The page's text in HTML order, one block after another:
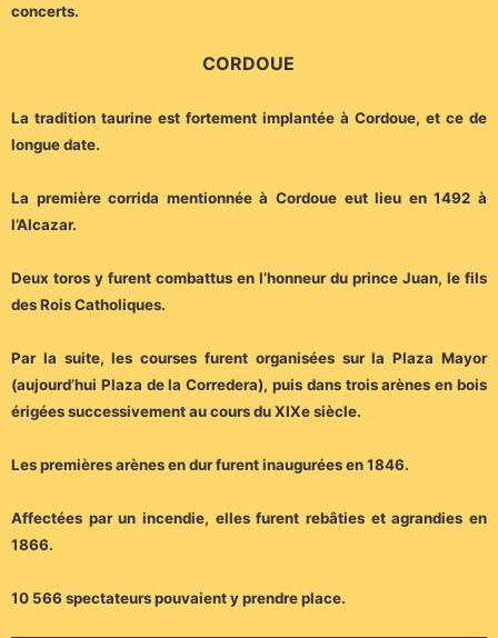
concerts.
CORDOUE
La tradition taurine est fortement implantée à Cordoue, et ce de
longue date.
La première corrida mentionnée à Cordoue eut lieu en 1492 à
l’Alcazar.
Deux toros y furent combattus en l’honneur du prince Juan, le fils
des Rois Catholiques.
Par la suite, les courses furent organisées sur la Plaza Mayor
(aujourd’hui Plaza de la Corredera), puis dans trois arènes en bois
érigées successivement au cours du XIXe siècle.
Les premières arènes en dur furent inaugurées en 1846.
Affectées par un incendie, elles furent rebâties et agrandies en
1866.
10 566 spectateurs pouvaient y prendre place.